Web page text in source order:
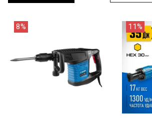
8% 11%